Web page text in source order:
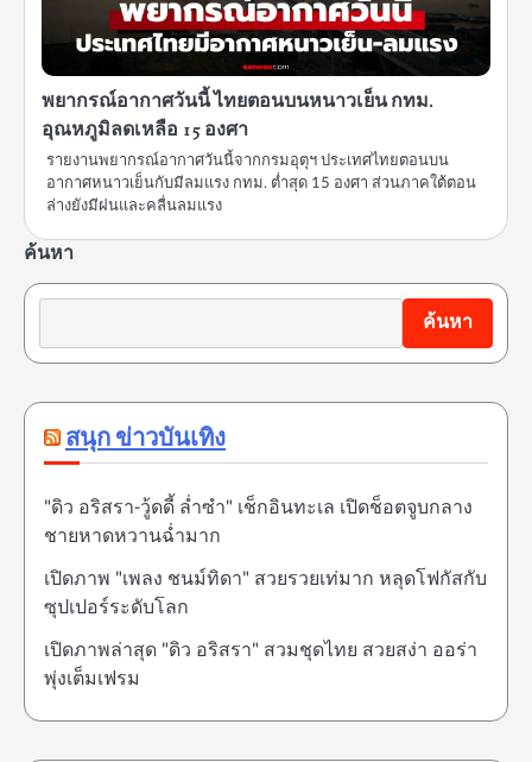
พยากรณ์อากาศวันนี้ ไทยตอนบนหนาวเย็น กทม.
อุณหภูมิลดเหลือ 15 องศา
รายงานพยากรณ์อากาศวันนี้จากกรมอุตุฯ ประเทศไทยตอนบน
อากาศหนาวเย็นกับมีลมแรง กทม. ต่ำสุด 15 องศา ส่วนภาคใต้ตอน
ล่างยังมีฝนและคลื่นลมแรง
ค้นหา
ค้นหา
สนุก ข่าวบันเทิง
"ดิว อริสรา-วู้ดดี้ ล่ำซำ" เช็กอินทะเล เปิดช็อตจูบกลาง
ชายหาดหวานฉ่ำมาก
เปิดภาพ "เพลง ชนม์ทิดา" สวยรวยเท่มาก หลุดโฟกัสกับ
ซุปเปอร์ระดับโลก
เปิดภาพล่าสุด "ดิว อริสรา" สวมชุดไทย สวยสง่า ออร่า
พุ่งเต็มเฟรม